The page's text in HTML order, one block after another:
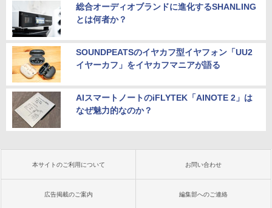
総合オーディオブランドに進化するSHANLING
とは何者か？
SOUNDPEATSのイヤカフ型イヤフォン「UU2
イヤーカフ」をイヤカフマニアが語る
AIスマートノートのiFLYTEK「AINOTE 2」は
なぜ魅力的なのか？
本サイトのご利用について お問い合わせ
広告掲載のご案内 編集部へのご連絡